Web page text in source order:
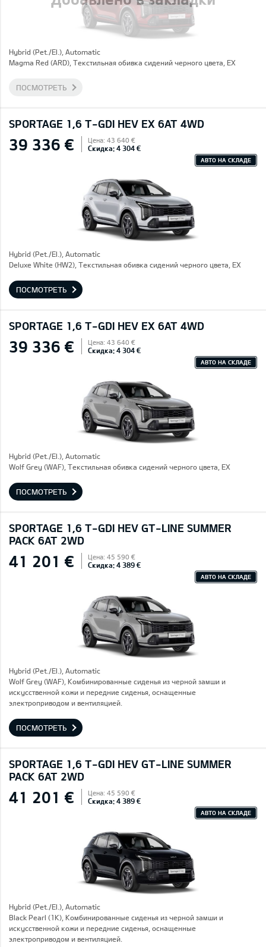
Hybrid (Pet./El.), Automatic
Magma Red (ARD), Текстильная обивка сидений черного цвета, EX
ПОСМОТРЕТЬ
SPORTAGE 1,6 T-GDI HEV EX 6AT 4WD
39 336 € Цена: 43 640 €
Скидка: 4 304 €
АВТО НА СКЛАДЕ
Hybrid (Pet./El.), Automatic
Deluxe White (HW2), Текстильная обивка сидений черного цвета, EX
ПОСМОТРЕТЬ
SPORTAGE 1,6 T-GDI HEV EX 6AT 4WD
39 336 € Цена: 43 640 €
Скидка: 4 304 €
АВТО НА СКЛАДЕ
Hybrid (Pet./El.), Automatic
Wolf Grey (WAF), Текстильная обивка сидений черного цвета, EX
ПОСМОТРЕТЬ
SPORTAGE 1,6 T-GDI HEV GT-LINE SUMMER
PACK 6AT 2WD
41 201 € Цена: 45 590 €
Скидка: 4 389 €
АВТО НА СКЛАДЕ
Hybrid (Pet./El.), Automatic
Wolf Grey (WAF), Комбинированные сиденья из черной замши и
искусственной кожи и передние сиденья, оснащенные
электроприводом и вентиляцией.
ПОСМОТРЕТЬ
SPORTAGE 1,6 T-GDI HEV GT-LINE SUMMER
PACK 6AT 2WD
41 201 € Цена: 45 590 €
Скидка: 4 389 €
АВТО НА СКЛАДЕ
Hybrid (Pet./El.), Automatic
Black Pearl (1K), Комбинированные сиденья из черной замши и
искусственной кожи и передние сиденья, оснащенные
электроприводом и вентиляцией.